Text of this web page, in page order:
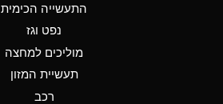
Ammonium Nitrate
Ammonium Nitrite
התעשייה הכימית
נפט וגז
מוליכים למחצה
תעשיית המזון
רכב